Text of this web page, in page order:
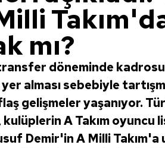
mı?
döneminde
alması sebebiyle
gelişmeler yaşanıyor.
A Takım oyuncu
Demir'in A Milli Takım'a